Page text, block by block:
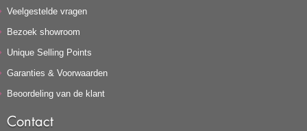
Veelgestelde vragen
Bezoek showroom
Unique Selling Points
Garanties & Voorwaarden
Beoordeling van de klant
Contact